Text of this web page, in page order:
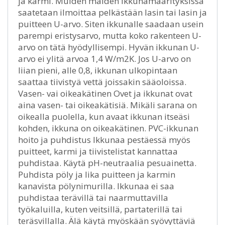
saatetaan ilmoittaa pelkästään lasin tai lasin ja
puitteen U-arvo. Siten ikkunalle saadaan usein
parempi eristysarvo, mutta koko rakenteen U-
arvo on tätä hyödyllisempi. Hyvän ikkunan U-
arvo ei ylitä arvoa 1,4 W/m2K. Jos U-arvo on
liian pieni, alle 0,8, ikkunan ulkopintaan
saattaa tiivistyä vettä joissakin sääoloissa.
Vasen- vai oikeakätinen Ovet ja ikkunat ovat
aina vasen- tai oikeakätisiä. Mikäli sarana on
oikealla puolella, kun avaat ikkunan itseäsi
kohden, ikkuna on oikeakätinen. PVC-ikkunan
hoito ja puhdistus Ikkunaa pestäessä myös
puitteet, karmi ja tiivistelistat kannattaa
puhdistaa. Käytä pH-neutraalia pesuainetta.
Puhdista pöly ja lika puitteen ja karmin
kanavista pölynimurilla. Ikkunaa ei saa
puhdistaa terävillä tai naarmuttavilla
työkaluilla, kuten veitsillä, partaterillä tai
teräsvillalla. Älä käytä myöskään syövyttäviä